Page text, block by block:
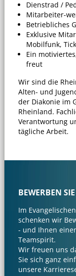
Dienstrad /
Mitarbeiter-
Betriebliches
Exklusive
Mobilfunk,
Ein
freut
Wir sind die
Alten- und
der Diakonie im
Rheinland.
Verantwortung
tägliche Arbeit.
BEWERBEN
Im
schenken wir
- und Ihnen
Teamspirit.
Wir freuen uns
Sie sich ganz
unsere